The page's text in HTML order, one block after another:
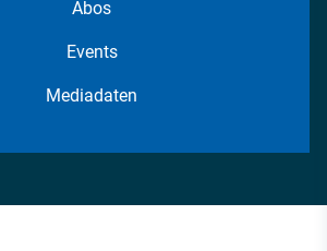
Abos
Events
Mediadaten